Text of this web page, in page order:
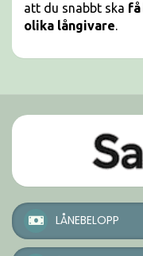
att du snabbt ska få
olika långivare.
LÅNEBELOPP